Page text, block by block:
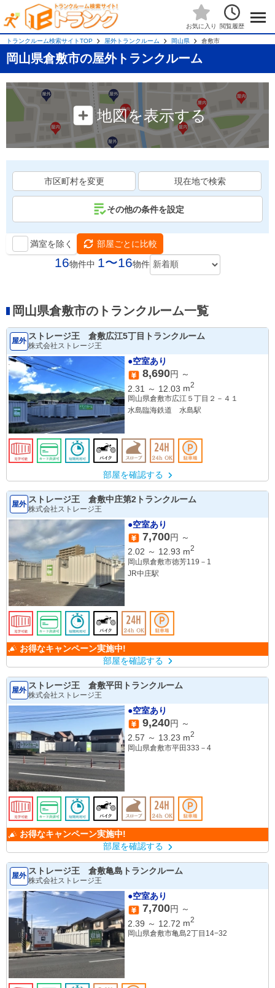
お気に入り 閲覧履歴
トランクルーム検索サイトTOP 屋外トランクルーム 岡山県 倉敷市
岡山県倉敷市の屋外トランクルーム
地図を表示する
市区町村を変更 現在地で検索
その他の条件を設定
満室を除く 部屋ごとに比較
16物件中 1〜16物件
岡山県倉敷市のトランクルーム一覧
屋外 ストレージ王 倉敷広江5丁目トランクルーム
株式会社ストレージ王
●空室あり
8,690円 ～
2.31
～ 12.03 m2
岡山県倉敷市広江５丁目２－４１
水島臨海鉄道 水島駅
部屋を確認する
屋外 ストレージ王 倉敷中庄第2トランクルーム
株式会社ストレージ王
●空室あり
7,700円 ～
2.02 ～ 12.93 m2
岡山県倉敷市徳芳119－1
JR中庄駅
お得なキャンペーン実施中!
部屋を確認する
屋外 ストレージ王 倉敷平田トランクルーム
株式会社ストレージ王
●空室あり
9,240円 ～
2.57 ～ 13.23 m2
岡山県倉敷市平田333－4
お得なキャンペーン実施中!
部屋を確認する
屋外 ストレージ王 倉敷亀島トランクルーム
株式会社ストレージ王
●空室あり
7,700円 ～
2.39 ～ 12.72 m2
岡山県倉敷市亀島2丁目14−32